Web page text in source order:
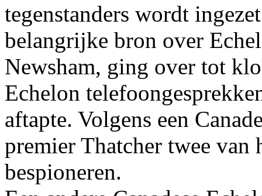
tegenstanders wordt
belangrijke bron over
Newsham, ging over tot
Echelon
aftapte. Volgens een
premier Thatcher twee van
bespioneren.